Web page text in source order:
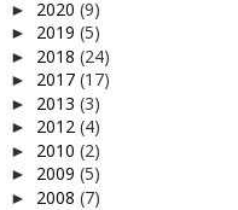
► 2020 (9)
► 2019 (5)
► 2018 (24)
► 2017 (17)
► 2013 (3)
► 2012 (4)
► 2010 (2)
► 2009 (5)
► 2008 (7)